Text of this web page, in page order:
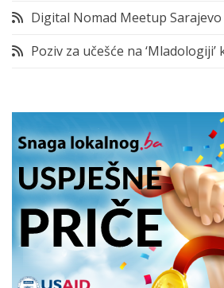
Digital Nomad Meetup Sarajevo
Poziv za učešće na ‘Mladologiji’